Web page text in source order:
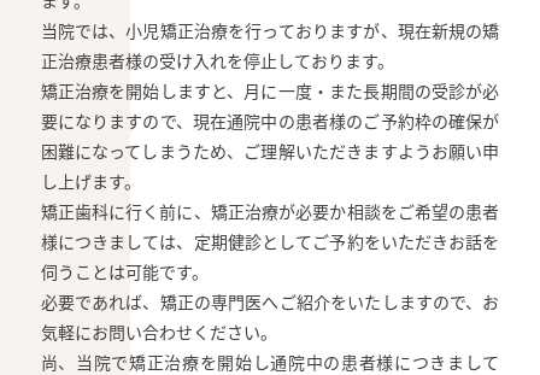
当院では、小児矯正治療を行っておりますが、現在新規の矯
正治療患者様の受け入れを停止しております。
矯正治療を開始しますと、月に一度・また長期間の受診が必
要になりますので、現在通院中の患者様のご予約枠の確保が
困難になってしまうため、ご理解いただきますようお願い申
し上げます。
矯正歯科に行く前に、矯正治療が必要か相談をご希望の患者
様につきましては、定期健診としてご予約をいただきお話を
伺うことは可能です。
必要であれば、矯正の専門医へご紹介をいたしますので、お
気軽にお問い合わせください。
尚、当院で矯正治療を開始し通院中の患者様につきまして